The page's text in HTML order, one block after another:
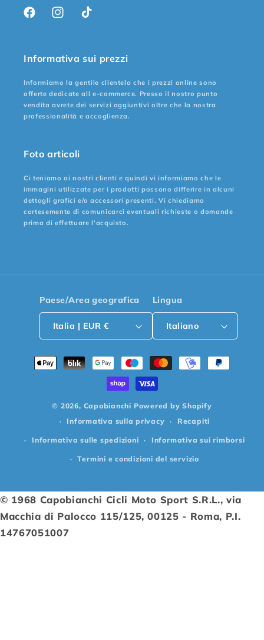
FacebookInstagramTikTok
Informativa sui prezzi
Informiamo la gentile clientela che i prezzi online sono
offerte dedicate all e-commerce. Presso il nostro punto
vendita avrete dei servizi aggiuntivi oltre che la nostra
professionalità e accoglienza.
Foto articoli
Ci teniamo ai nostri clienti e quindi vi informiamo che le
immagini utilizzate per i prodotti possono differire in alcuni
dettagli grafici e/o accessori presenti. Vi chiediamo
cortesemente di comunicarci eventuali richieste o domande
prima di effettuare l'acquisto.
Paese/Area geografica
Italia | EUR €
Lingua
Italiano
Metodi
© 2026, Capobianchi Powered by Shopify
Informativa sulla privacy
Recapiti
Informativa sulle spedizioni Informativa sui rimborsi
Termini e condizioni del servizio
© 1968 Capobianchi Cicli Moto Sport S.R.L., via
Macchia di Palocco 115/125, 00125 - Roma, P.I.
14767051007